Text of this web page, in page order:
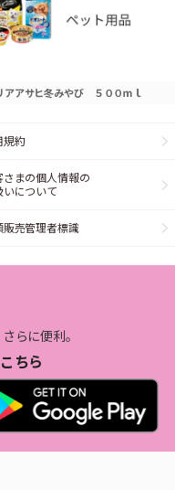
アサヒ冬みやび ５００ｍｌ
規約
さまの個人情報の
いについて
販売管理者標識
らに便利。
ちら